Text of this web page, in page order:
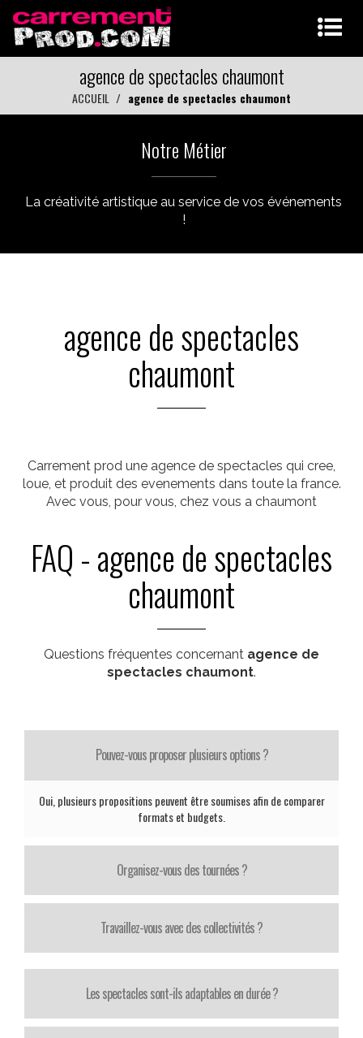
agence de spectacles chaumont
ACCUEIL agence de spectacles chaumont
Notre Métier
La créativité artistique au service de vos événements
!
agence de spectacles
chaumont
Carrement prod une agence de spectacles qui cree,
loue, et produit des evenements dans toute la france.
Avec vous, pour vous, chez vous a chaumont
FAQ - agence de spectacles
chaumont
Questions fréquentes concernant agence de
spectacles chaumont.
Pouvez-vous proposer plusieurs options ?
Oui, plusieurs propositions peuvent être soumises afin de comparer
formats et budgets.
Organisez-vous des tournées ?
Travaillez-vous avec des collectivités ?
Les spectacles sont-ils adaptables en durée ?